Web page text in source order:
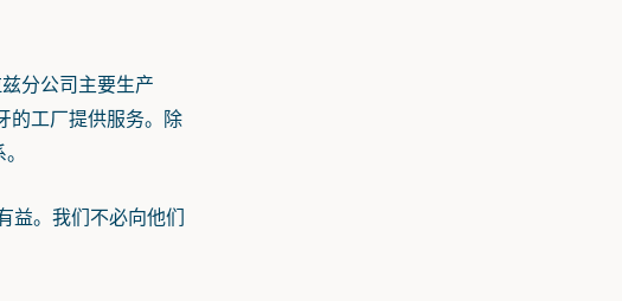
分公司主要生产
的工厂提供服务。除
。我们不必向他们